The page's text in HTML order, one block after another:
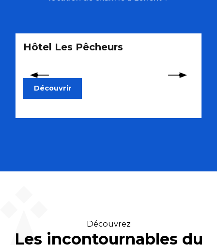
Hôtel Les Pêcheurs
Découvrir
Découvrez
Les incontournables du